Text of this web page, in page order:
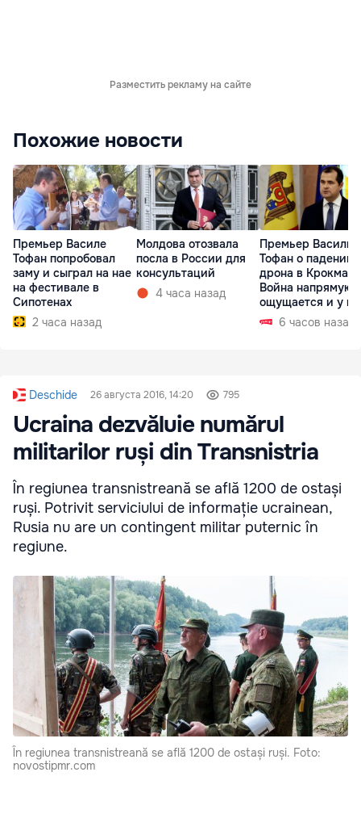
Разместить рекламу на сайте
Похожие новости
Премьер Василе
Тофан попробовал
заму и сыграл на нае
на фестивале в
Сипотенах
2 часа назад
Молдова отозвала
посла в России для
консультаций
4 часа назад
Премьер Василий
Тофан о падении
дрона в
Война напрямую
ощущается и у
6 часов назад
Deschide 26 августа 2016, 14:20 795
Ucraina dezvăluie numărul
militarilor ruși din Transnistria
În regiunea transnistreană se află 1200 de ostași
ruși. Potrivit serviciului de informație ucrainean,
Rusia nu are un contingent militar puternic în
regiune.
În regiunea transnistreană se află 1200 de ostași ruși. Foto:
novostipmr.com